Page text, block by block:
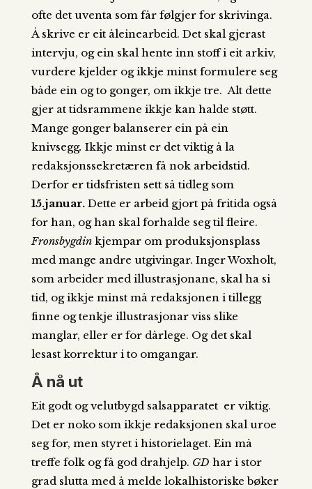
ofte det uventa som får følgjer for skrivinga.
Å skrive er eit åleinearbeid. Det skal gjerast
intervju, og ein skal hente inn stoff i eit arkiv,
vurdere kjelder og ikkje minst formulere seg
både ein og to gonger, om ikkje tre. Alt dette
gjer at tidsrammene ikkje kan halde støtt.
Mange gonger balanserer ein på ein
knivsegg. Ikkje minst er det viktig å la
redaksjonssekretæren få nok arbeidstid.
Derfor er tidsfristen sett så tidleg som
15.januar.Dette er arbeid gjort på fritida også
for han, og han skal forhalde seg til fleire.
Fronsbygdinkjempar om produksjonsplass
med mange andre utgivingar. Inger Woxholt,
som arbeider med illustrasjonane, skal ha si
tid, og ikkje minst må redaksjonen i tillegg
finne og tenkje illustrasjonar viss slike
manglar, eller er for dårlege. Og det skal
lesast korrektur i to omgangar.
Å nå ut
Eit godt og velutbygd salsapparatet er viktig.
Det er noko som ikkje redaksjonen skal uroe
seg for, men styret i historielaget. Ein må
treffe folk og få god drahjelp. GD har i stor
grad slutta med å melde lokalhistoriske bøker